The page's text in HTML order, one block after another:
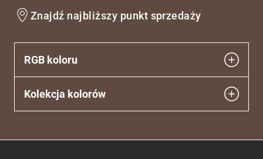
Znajdź najbliższy punkt sprzedaży
RGB koloru
Kolekcja kolorów